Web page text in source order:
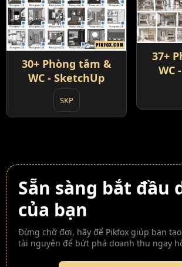
30+ Phòng tắm &
WC - SketchUp
SKP
37+
WC
Sẵn sàng bắt đầu
của bạn
Đừng chờ đợi, hãy để Pikfox giúp bạn
tài nguyên để bứt phá doanh thu ngay